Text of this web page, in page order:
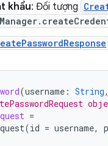
khẩu: Đối tượng
(username : String,
=
(id = username,